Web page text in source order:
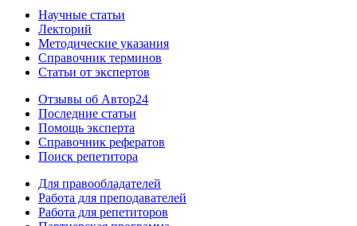
Научные статьи
Лекторий
Методические указания
Справочник терминов
Статьи от экспертов
Отзывы об Автор24
Последние статьи
Помощь эксперта
Справочник рефератов
Поиск репетитора
Для правообладателей
Работа для преподавателей
Работа для репетиторов